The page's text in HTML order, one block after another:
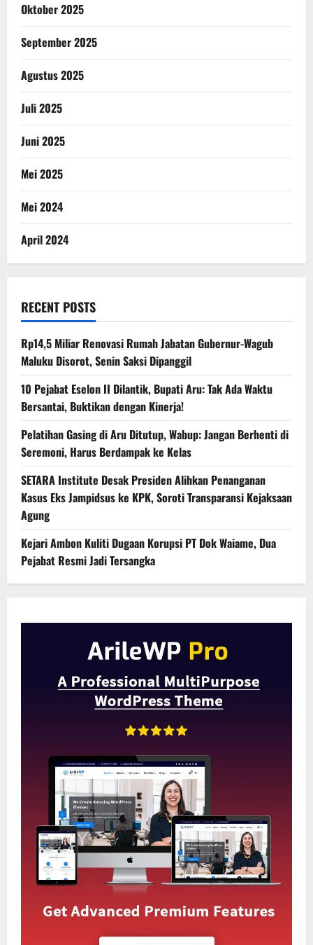
Oktober 2025
September 2025
Agustus 2025
Juli 2025
Juni 2025
Mei 2025
Mei 2024
April 2024
RECENT POSTS
Rp14,5 Miliar Renovasi Rumah Jabatan Gubernur-Wagub
Maluku Disorot, Senin Saksi Dipanggil
10 Pejabat Eselon II Dilantik, Bupati Aru: Tak Ada Waktu
Bersantai, Buktikan dengan Kinerja!
Pelatihan Gasing di Aru Ditutup, Wabup: Jangan Berhenti di
Seremoni, Harus Berdampak ke Kelas
SETARA Institute Desak Presiden Alihkan Penanganan
Kasus Eks Jampidsus ke KPK, Soroti Transparansi Kejaksaan
Agung
Kejari Ambon Kuliti Dugaan Korupsi PT Dok Waiame, Dua
Pejabat Resmi Jadi Tersangka